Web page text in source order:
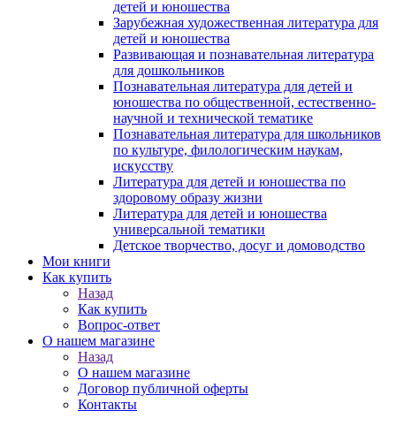
детей и юношества
Зарубежная художественная литература для
детей и юношества
Развивающая и познавательная литература
для дошкольников
Познавательная литература для детей и
юношества по общественной, естественно-
научной и технической тематике
Познавательная литература для школьников
по культуре, филологическим наукам,
искусству
Литература для детей и юношества по
здоровому образу жизни
Литература для детей и юношества
универсальной тематики
Детское творчество, досуг и домоводство
Мои книги
Как купить
Назад
Как купить
Вопрос-ответ
О нашем магазине
Назад
О нашем магазине
Договор публичной оферты
Контакты